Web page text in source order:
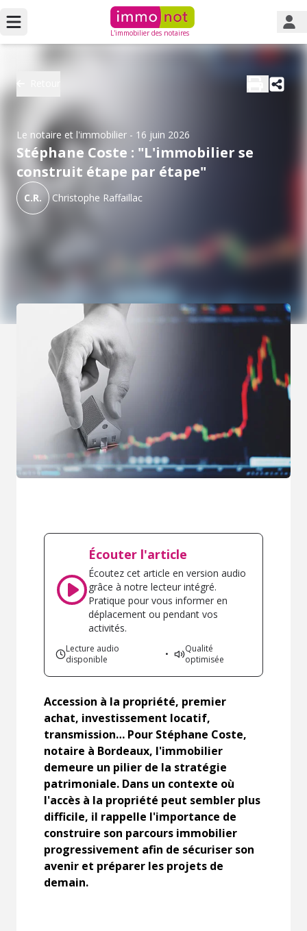
L'immobilier des notaires
Le notaire et l'immobilier - 16 juin 2026
Stéphane Coste : "L'immobilier se
construit étape par étape"
C.R. Christophe Raffaillac
Écouter l'article
Écoutez cet article en version audio
grâce à notre lecteur intégré.
Pratique pour vous informer en
déplacement ou pendant vos
activités.
Lecture audio
disponible
•
Qualité
optimisée
Accession à la propriété, premier
achat, investissement locatif,
transmission… Pour Stéphane Coste,
notaire à Bordeaux, l'immobilier
demeure un pilier de la stratégie
patrimoniale. Dans un contexte où
l'accès à la propriété peut sembler plus
difficile, il rappelle l'importance de
construire son parcours immobilier
progressivement afin de sécuriser son
avenir et préparer les projets de
demain.